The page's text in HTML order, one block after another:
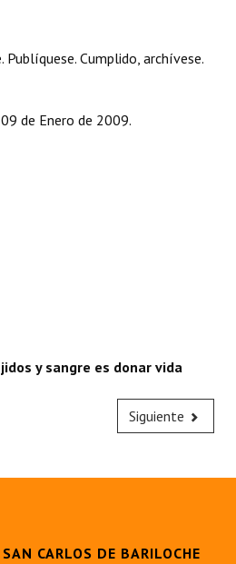
Cumplido, archívese.
de Enero de 2009.
y sangre es donar vida
Siguiente
CARLOS DE BARILOCHE